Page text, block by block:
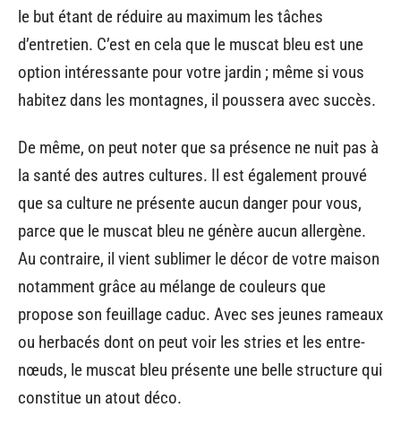
le but étant de réduire au maximum les tâches
d’entretien. C’est en cela que le muscat bleu est une
option intéressante pour votre jardin ; même si vous
habitez dans les montagnes, il poussera avec succès.
De même, on peut noter que sa présence ne nuit pas à
la santé des autres cultures. Il est également prouvé
que sa culture ne présente aucun danger pour vous,
parce que le muscat bleu ne génère aucun allergène.
Au contraire, il vient sublimer le décor de votre maison
notamment grâce au mélange de couleurs que
propose son feuillage caduc. Avec ses jeunes rameaux
ou herbacés dont on peut voir les stries et les entre-
nœuds, le muscat bleu présente une belle structure qui
constitue un atout déco.